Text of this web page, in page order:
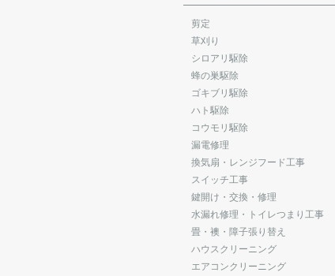
剪定
草刈り
シロアリ駆除
蜂の巣駆除
ゴキブリ駆除
ハト駆除
コウモリ駆除
漏電修理
換気扇・レンジフード工事
スイッチ工事
鍵開け・交換・修理
水漏れ修理・トイレつまり工事
畳・襖・障子張り替え
ハウスクリーニング
エアコンクリーニング